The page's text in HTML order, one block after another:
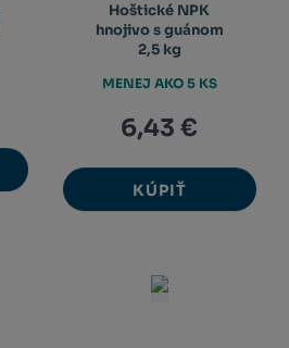
Hoštické NPK
hnojivo s guánom
2,5 kg
6,43 €
KÚPIŤ
MENEJ AKO 5 KS